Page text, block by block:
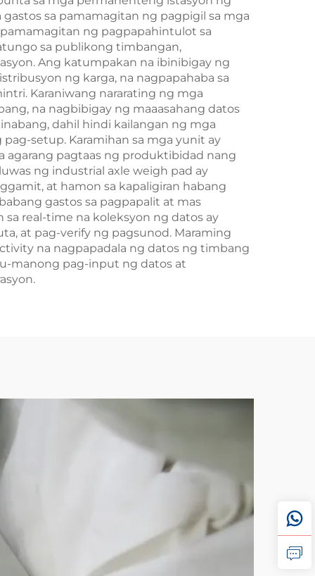
sa pamamagitan ng pagpigil sa mga
ng pagpapahintulot sa
sa publikong timbangan,
Ang katumpakan na ibinibigay ng
ng karga, na nagpapahaba sa
Karaniwang nararating ng mga
na nagbibigay ng maaasahang datos
dahil hindi kailangan ng mga
setup. Karamihan sa mga yunit ay
agarang pagtaas ng produktibidad nang
ng industrial axle weigh pad ay
at hamon sa kapaligiran habang
gastos sa pagpapalit at mas
real-time na koleksyon ng datos ay
at pag-verify ng pagsunod. Maraming
na nagpapadala ng datos ng timbang
manong pag-input ng datos at